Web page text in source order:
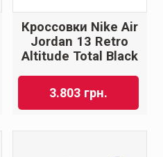
Кроссовки Nike Air
Jordan 13 Retro
Altitude Total Black
3.803 грн.